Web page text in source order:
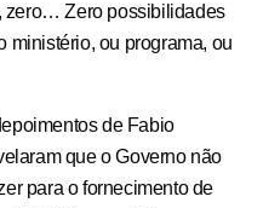
zero… Zero possibilidades
ministério, ou programa, ou
de Fabio
que o Governo não
para o fornecimento de